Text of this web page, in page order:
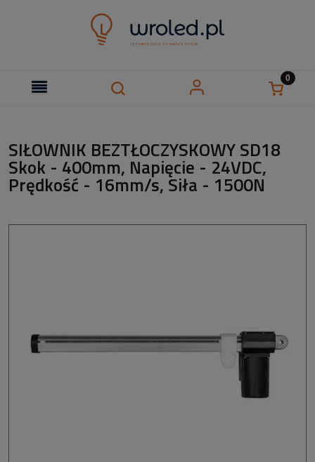
SIŁOWNIK BEZTŁOCZYSKOWY SD18
Skok - 400mm, Napięcie - 24VDC,
Prędkość - 16mm/s, Siła - 1500N